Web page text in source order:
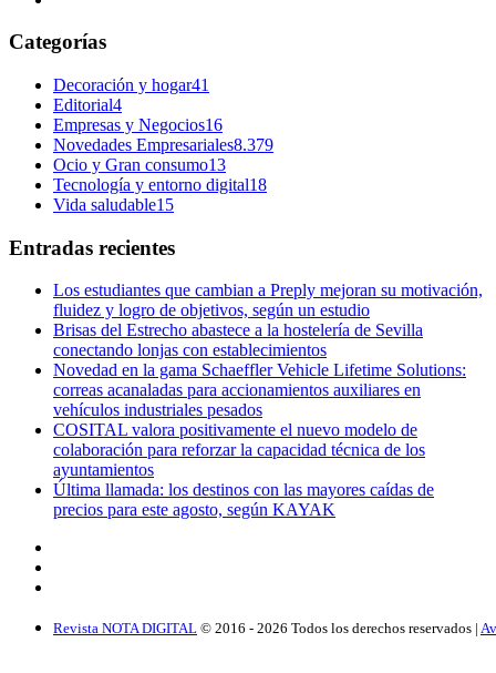
Categorías
Decoración y hogar41
Editorial4
Empresas y Negocios16
Novedades Empresariales8.379
Ocio y Gran consumo13
Tecnología y entorno digital18
Vida saludable15
Entradas recientes
Los estudiantes que cambian a Preply mejoran su motivación,
fluidez y logro de objetivos, según un estudio
Brisas del Estrecho abastece a la hostelería de Sevilla
conectando lonjas con establecimientos
Novedad en la gama Schaeffler Vehicle Lifetime Solutions:
correas acanaladas para accionamientos auxiliares en
vehículos industriales pesados
COSITAL valora positivamente el nuevo modelo de
colaboración para reforzar la capacidad técnica de los
ayuntamientos
Última llamada: los destinos con las mayores caídas de
precios para este agosto, según KAYAK
Revista NOTA DIGITAL © 2016 - 2026 Todos los derechos reservados |